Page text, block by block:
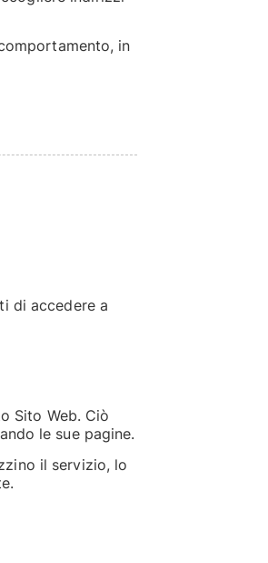
in
di accedere a
Sito Web. Ciò
le sue pagine.
il servizio, lo